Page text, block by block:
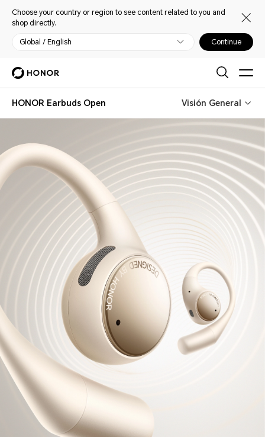
Choose your country or region to see content related to you and
shop directly.
Global / English Continue
HONOR Earbuds Open Visión General